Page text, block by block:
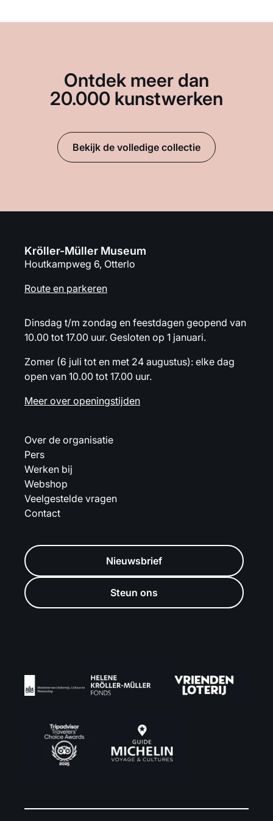
Ontdek meer dan
20.000 kunstwerken
Bekijk de volledige collectie
Kröller-Müller Museum
Houtkampweg 6, Otterlo
Route en parkeren
Dinsdag t/m zondag en feestdagen geopend van
10.00 tot 17.00 uur. Gesloten op 1 januari.
Zomer (6 juli tot en met 24 augustus): elke dag
open van 10.00 tot 17.00 uur.
Meer over openingstijden
Over de organisatie
Pers
Werken bij
Webshop
Veelgestelde vragen
Contact
Nieuwsbrief
Steun ons